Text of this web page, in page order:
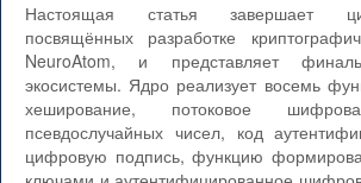
Настоящая статья завершает
посвящённых разработке
NeuroAtom, и представляет
экосистемы. Ядро реализует восемь
хеширование, потоковое
псевдослучайных чисел, код
цифровую подпись, функцию